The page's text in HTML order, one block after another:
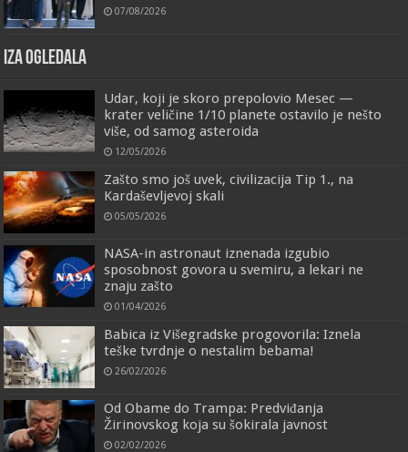
07/08/2026
IZA OGLEDALA
Udar, koji je skoro prepolovio Mesec —
krater veličine 1/10 planete ostavilo je nešto
više, od samog asteroida
12/05/2026
Zašto smo još uvek, civilizacija Tip 1., na
Kardaševljevoj skali
05/05/2026
NASA-in astronaut iznenada izgubio
sposobnost govora u svemiru, a lekari ne
znaju zašto
01/04/2026
Babica iz Višegradske progovorila: Iznela
teške tvrdnje o nestalim bebama!
26/02/2026
Od Obame do Trampa: Predviđanja
Žirinovskog koja su šokirala javnost
02/02/2026